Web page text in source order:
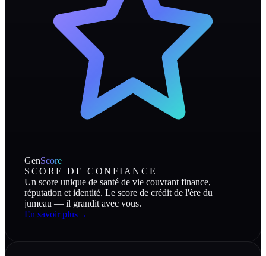
GenScore
SCORE DE CONFIANCE
Un score unique de santé de vie couvrant finance,
réputation et identité. Le score de crédit de l'ère du
jumeau — il grandit avec vous.
En savoir plus→